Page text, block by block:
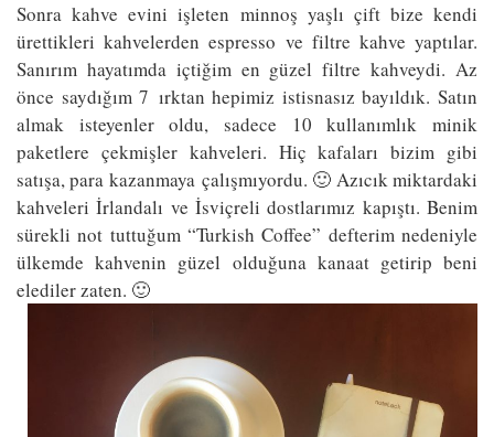
Sonra kahve evini işleten minnoş yaşlı çift bize kendi
ürettikleri kahvelerden espresso ve filtre kahve yaptılar.
Sanırım hayatımda içtiğim en güzel filtre kahveydi. Az
önce saydığım 7 ırktan hepimiz istisnasız bayıldık. Satın
almak isteyenler oldu, sadece 10 kullanımlık minik
paketlere çekmişler kahveleri. Hiç kafaları bizim gibi
satışa, para kazanmaya çalışmıyordu. 🙂 Azıcık miktardaki
kahveleri İrlandalı ve İsviçreli dostlarımız kapıştı. Benim
sürekli not tuttuğum “Turkish Coffee” defterim nedeniyle
ülkemde kahvenin güzel olduğuna kanaat getirip beni
elediler zaten. 🙂